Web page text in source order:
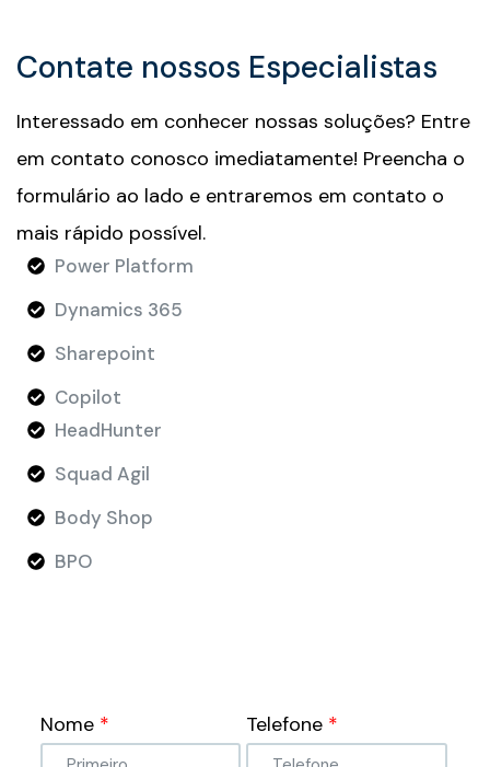
Contate nossos Especialistas
Interessado em conhecer nossas soluções? Entre
em contato conosco imediatamente! Preencha o
formulário ao lado e entraremos em contato o
mais rápido possível.
Power Platform
Dynamics 365
Sharepoint
Copilot
HeadHunter
Squad Agil
Body Shop
BPO
Nome * Telefone *